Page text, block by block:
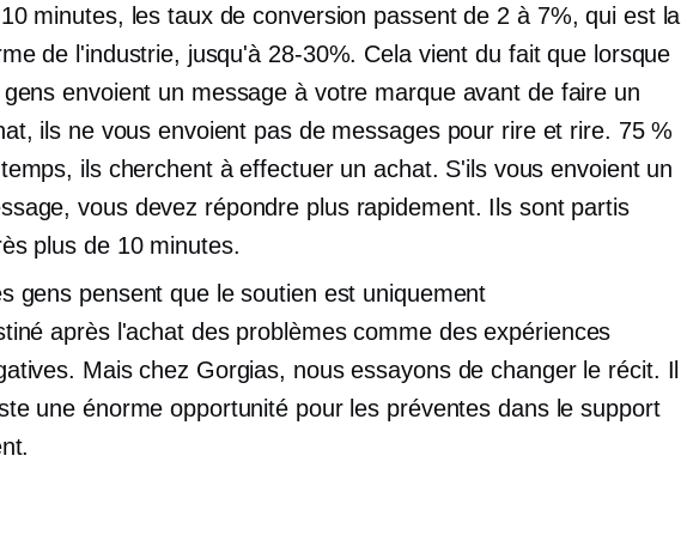
minutes, les taux de conversion passent de 2 à 7%, qui est la
de l'industrie, jusqu'à 28-30%. Cela vient du fait que lorsque
gens envoient un message à votre marque avant de faire un
ils ne vous envoient pas de messages pour rire et rire. 75 %
ils cherchent à effectuer un achat. S'ils vous envoient un
vous devez répondre plus rapidement. Ils sont partis
plus de 10 minutes.
gens pensent que le soutien est uniquement
après l'achatdes problèmes comme des expériences
Mais chez Gorgias, nous essayons de changer le récit. Il
une énorme opportunité pour les préventes dans le support